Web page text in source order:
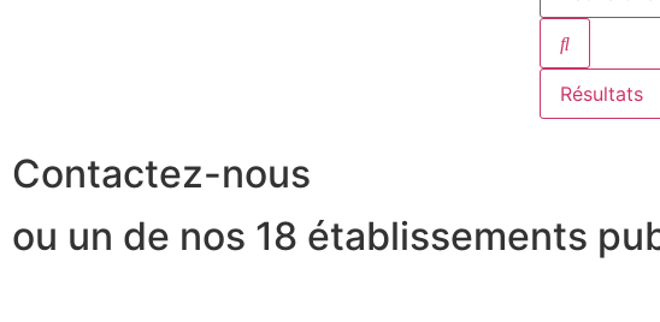
Résultats
Contactez-nous
ou un de nos 18 établissements